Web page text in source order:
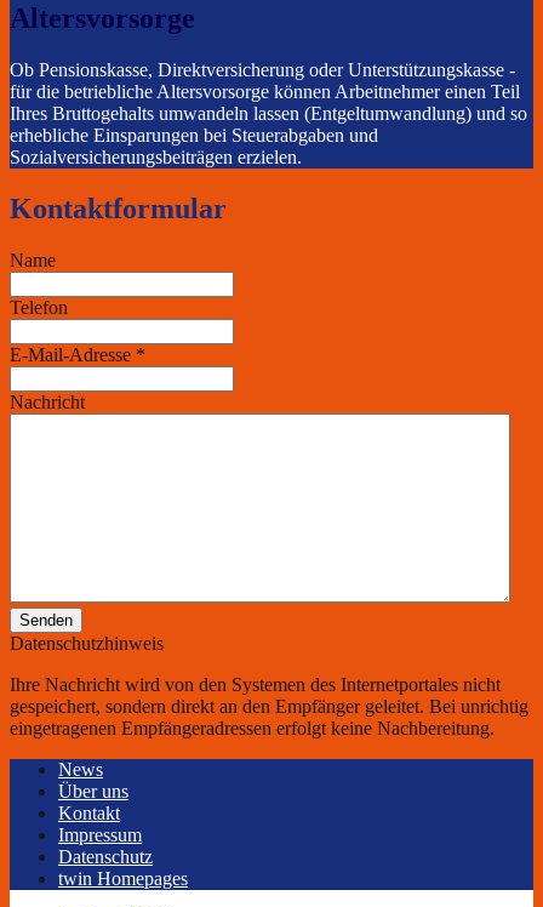
Altersvorsorge
Ob Pensionskasse, Direktversicherung oder Unterstützungskasse -
für die betriebliche Altersvorsorge können Arbeitnehmer einen Teil
Ihres Bruttogehalts umwandeln lassen (Entgeltumwandlung) und so
erhebliche Einsparungen bei Steuerabgaben und
Sozialversicherungsbeiträgen erzielen.
Kontaktformular
Name
Telefon
E-Mail-Adresse *
Nachricht
Senden
Datenschutzhinweis
Ihre Nachricht wird von den Systemen des Internetportales nicht
gespeichert, sondern direkt an den Empfänger geleitet. Bei unrichtig
eingetragenen Empfängeradressen erfolgt keine Nachbereitung.
News
Über uns
Kontakt
Impressum
Datenschutz
twin Homepages